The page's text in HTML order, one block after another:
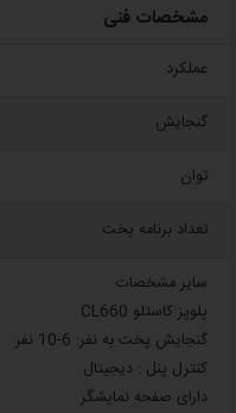
مشخصات فنی
عملکرد
گنجایش
توان
تعداد برنامه پخت
سایر مشخصات
پلوپز کاستلو CL660
گنجایش پخت به نفر: 6-10 نفر
کنترل پنل : دیجیتال
دارای صفحه نمایشگر